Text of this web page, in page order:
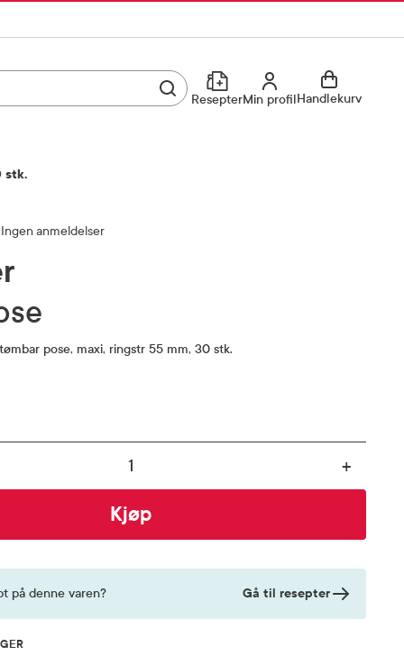
Utfør søkResepter
Kundeservice 33 74 03 24
Min profilMin profilHandlekurv
stk.
Ingen anmeldelser
pose, maxi, ringstr 55 mm, 30 stk.
+
Kjøp
på denne varen? Gå til resepter